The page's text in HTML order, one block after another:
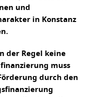
und
in Konstanz
der Regel keine
muss
durch den